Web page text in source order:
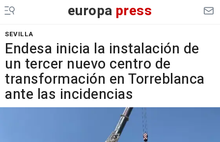
europa press
SEVILLA
Endesa inicia la instalación de
un tercer nuevo centro de
transformación en Torreblanca
ante las incidencias